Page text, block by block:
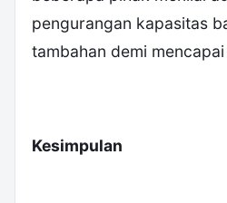
pengurangan kapasitas
tambahan demi
Kesimpulan